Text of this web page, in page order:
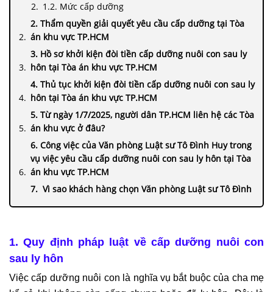
1.2. Mức cấp dưỡng
2. Thẩm quyền giải quyết yêu cầu cấp dưỡng tại Tòa
án khu vực TP.HCM
3. Hồ sơ khởi kiện đòi tiền cấp dưỡng nuôi con sau ly
hôn tại Tòa án khu vực TP.HCM
4. Thủ tục khởi kiện đòi tiền cấp dưỡng nuôi con sau ly
hôn tại Tòa án khu vực TP.HCM
5. Từ ngày 1/7/2025, người dân TP.HCM liên hệ các Tòa
án khu vực ở đâu?
6. Công việc của Văn phòng Luật sư Tô Đình Huy trong
vụ việc yêu cầu cấp dưỡng nuôi con sau ly hôn tại Tòa
án khu vực TP.HCM
7. Vì sao khách hàng chọn Văn phòng Luật sư Tô Đình
1. Quy định pháp luật về cấp dưỡng nuôi con
sau ly hôn
Việc cấp dưỡng nuôi con là nghĩa vụ bắt buộc của cha mẹ